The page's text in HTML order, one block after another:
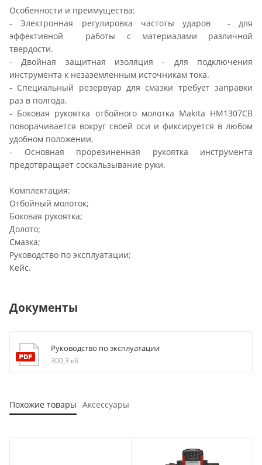
Особенности и преимущества:
- Электронная регулировка частоты ударов - для
эффективной работы с материалами различной
твердости.
- Двойная защитная изоляция - для подключения
инструмента к незаземленным источникам тока.
- Специальный резервуар для смазки требует заправки
раз в полгода.
- Боковая рукоятка отбойного молотка Makita HM1307CB
поворачивается вокруг своей оси и фиксируется в любом
удобном положении.
- Основная прорезиненная рукоятка инструмента
предотвращает соскальзывание руки.
Комплектация:
Отбойный молоток;
Боковая рукоятка;
Долото;
Смазка;
Руководство по эксплуатации;
Кейс.
Документы
Руководство по эксплуатации
300,3 кб
Похожие товары Аксессуары